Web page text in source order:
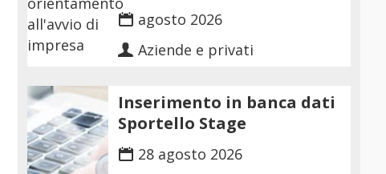
agosto 2026
Aziende e privati
Inserimento in banca dati
Sportello Stage
28 agosto 2026